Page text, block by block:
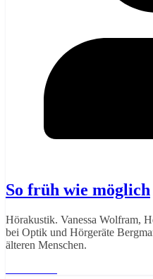
So früh wie möglich
Hörakustik. Vanessa Wolfram,
bei Optik und Hörgeräte
älteren Menschen.